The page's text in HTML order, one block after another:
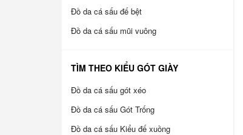
Đồ da cá sấu đế bệt
Đồ da cá sấu mũi vuông
TÌM THEO KIỂU GÓT GIÀY
Đồ da cá sấu gót xéo
Đồ da cá sấu Gót Trống
Đồ da cá sấu Kiểu đế xuồng